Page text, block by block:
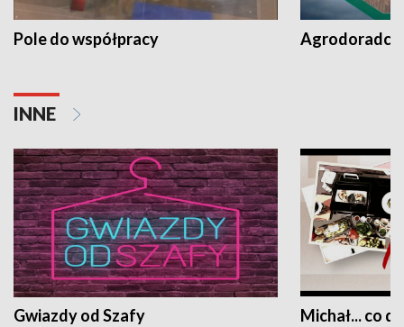
Pole do współpracy Agrodoradcy
INNE
Gwiazdy od Szafy Michał... co